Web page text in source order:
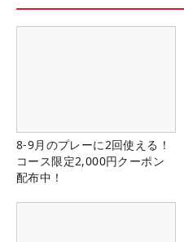
8-9月のプレーに2回使える！
コース限定2,000円クーポン
配布中！